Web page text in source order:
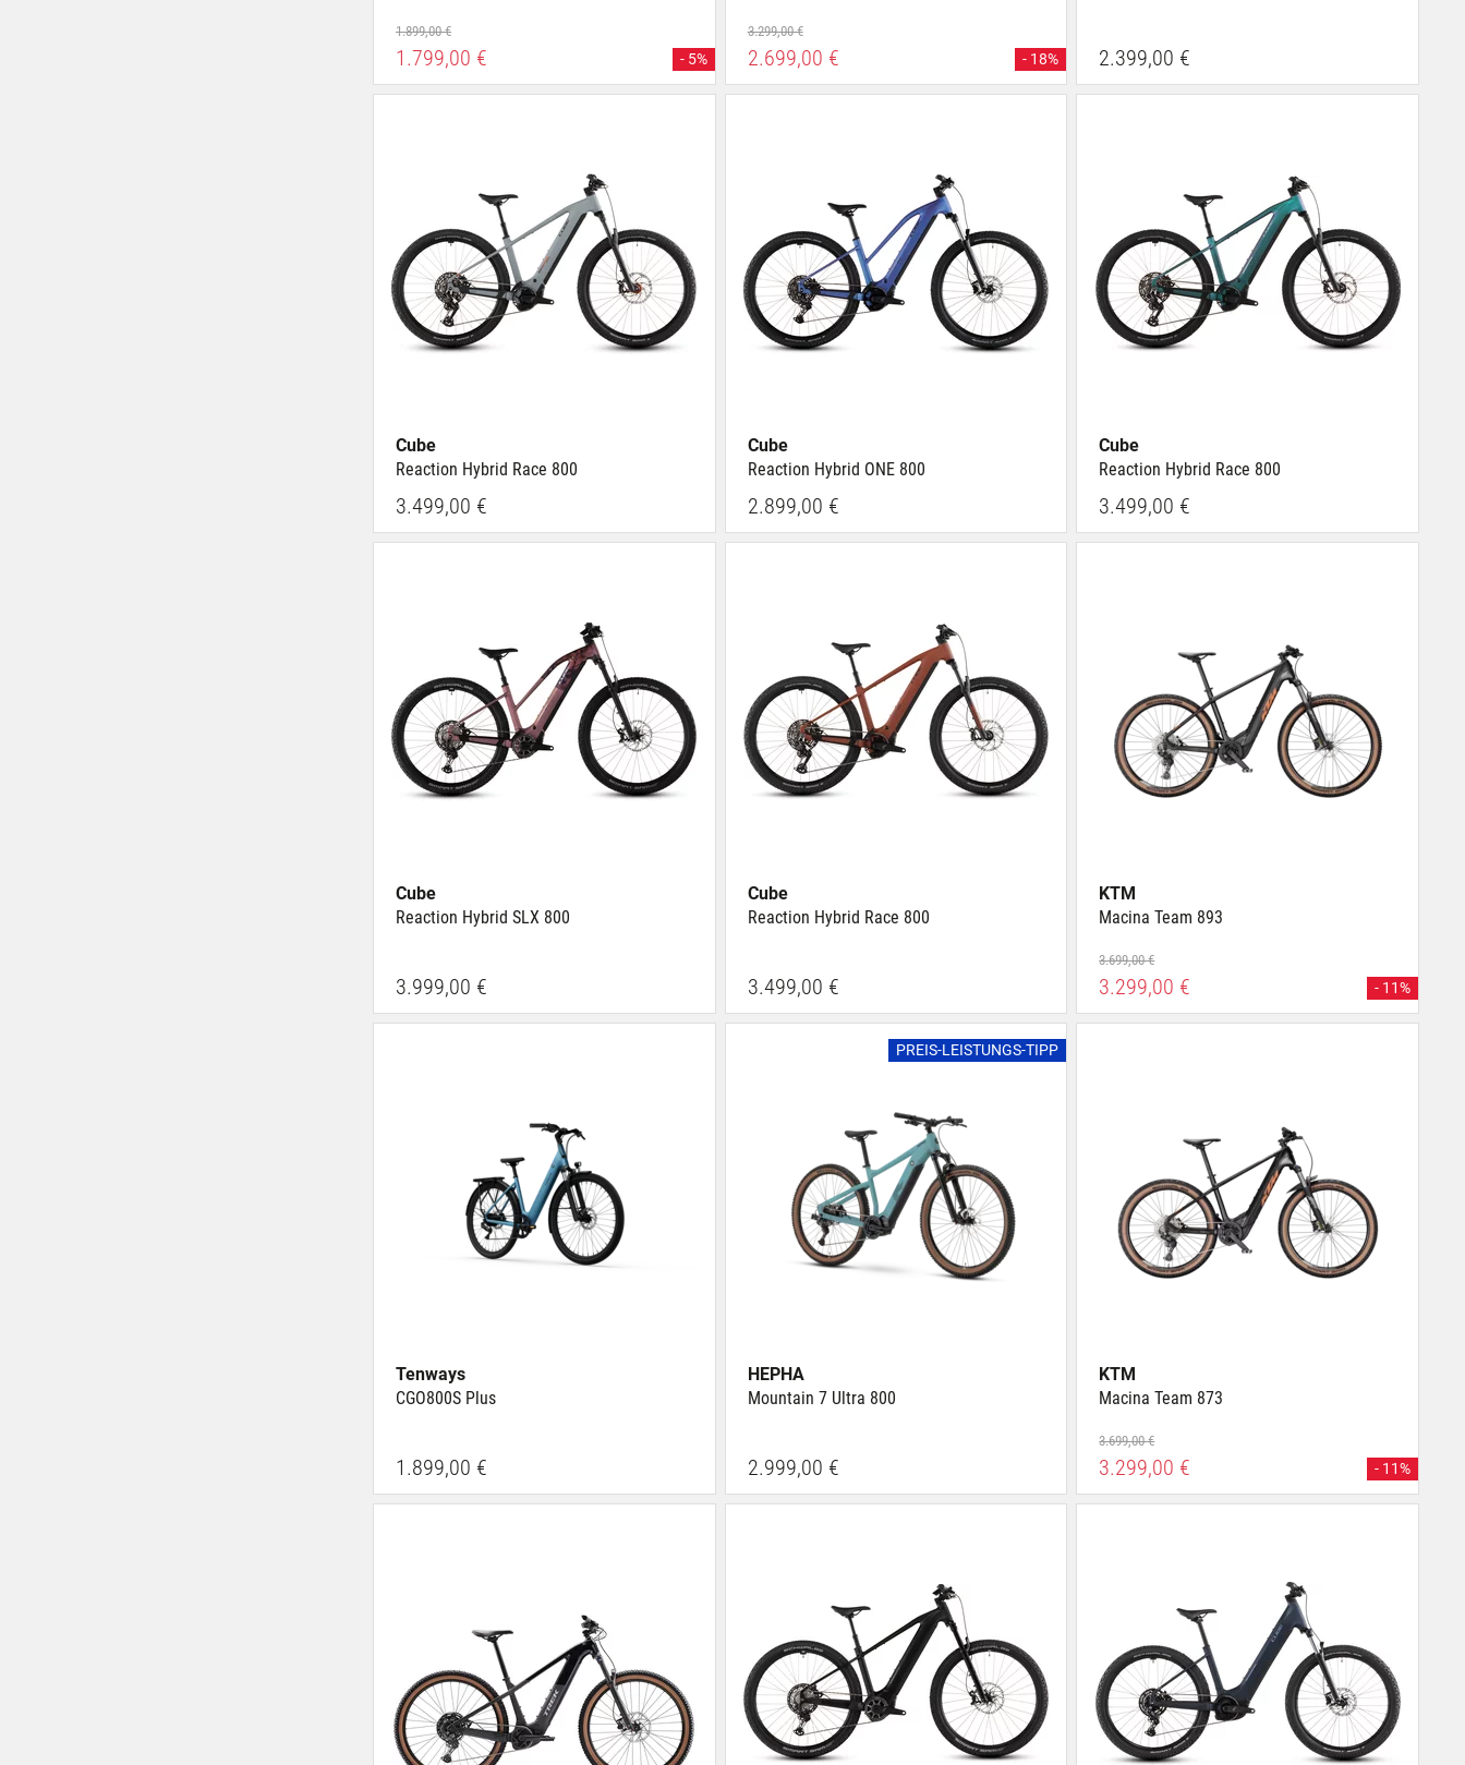
1.899,00 €
1.799,00 € - 5%
3.299,00 €
2.699,00 € - 18% 2.399,00 €
Cube
Reaction Hybrid Race 800
3.499,00 €
Cube
Reaction Hybrid ONE 800
2.899,00 €
Cube
Reaction Hybrid Race 800
3.499,00 €
Cube
Reaction Hybrid SLX 800
3.999,00 €
Cube
Reaction Hybrid Race 800
3.499,00 €
KTM
Macina Team 893
3.699,00 €
3.299,00 € - 11%
Tenways
CGO800S Plus
1.899,00 €
PREIS-LEISTUNGS-TIPP
HEPHA
Mountain 7 Ultra 800
2.999,00 €
KTM
Macina Team 873
3.699,00 €
3.299,00 € - 11%